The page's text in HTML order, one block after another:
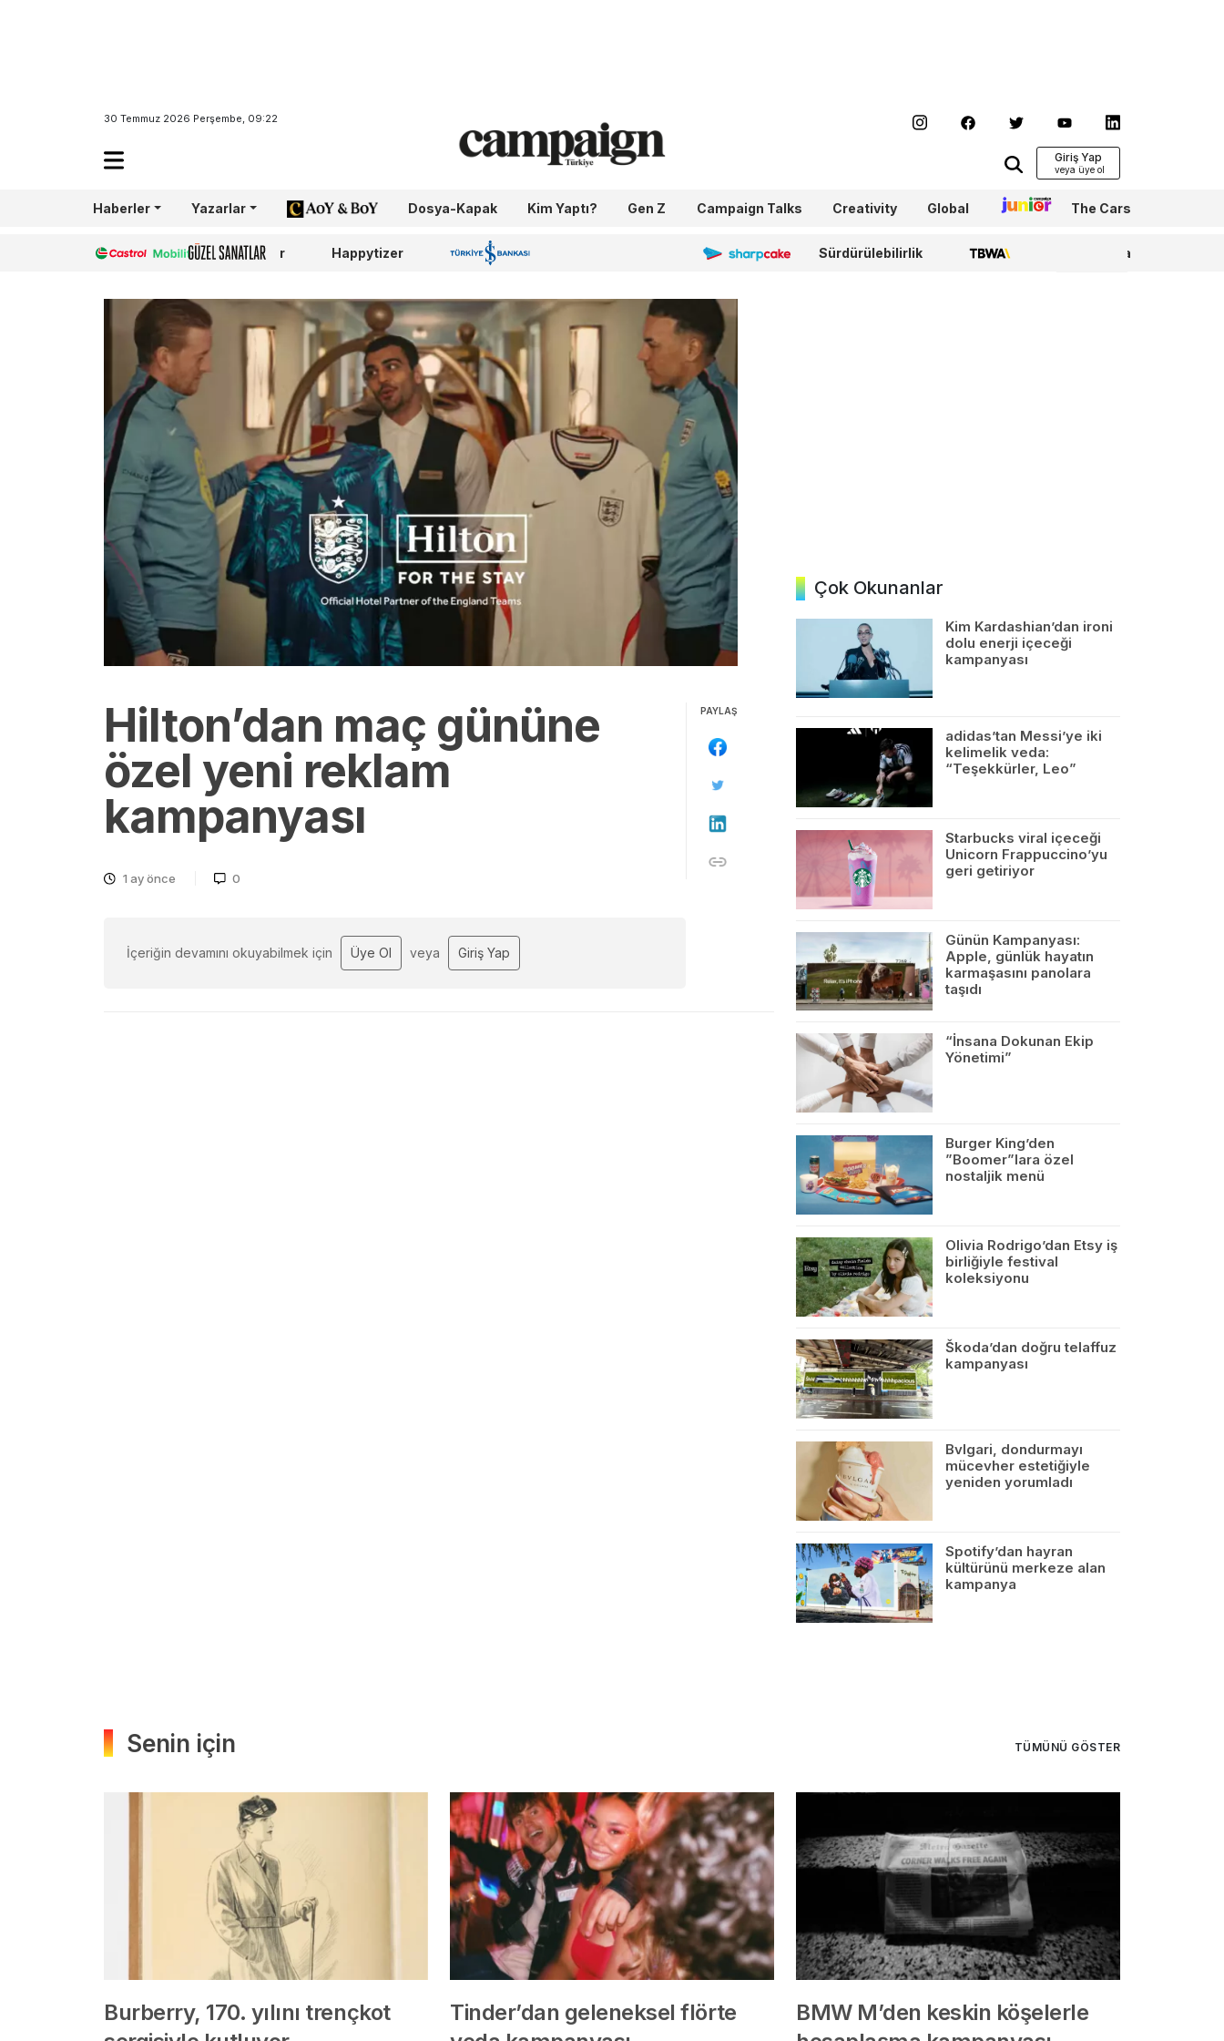
30 Temmuz 2026 Perşembe, 09:22
Giriş Yap
Haberler Yazarlar AoY/BoY Dosya-Kapak Kim Yaptı? Gen Z Campaign Talks Creativity Global Junior The Cars
Castrol Güzel Sanatlar Happytizer İş Bankası 100.Yıl Sharpcake Sürdürülebilirlik TBWA WPP Media
Hilton’dan maç gününe
özel yeni reklam
kampanyası
1 ay önce 0
İçeriğin devamını okuyabilmek için Üye Ol veya Giriş Yap
PAYLAŞ
Çok Okunanlar
Kim Kardashian’dan ironi
dolu enerji içeceği
kampanyası
adidas’tan Messi’ye iki
kelimelik veda:
“Teşekkürler, Leo”
Starbucks viral içeceği
Unicorn Frappuccino’yu
geri getiriyor
Günün Kampanyası:
Apple, günlük hayatın
karmaşasını panolara
taşıdı
“İnsana Dokunan Ekip
Yönetimi”
Burger King’den
”Boomer”lara özel
nostaljik menü
Olivia Rodrigo’dan Etsy iş
birliğiyle festival
koleksiyonu
Škoda’dan doğru telaffuz
kampanyası
Bvlgari, dondurmayı
mücevher estetiğiyle
yeniden yorumladı
Spotify’dan hayran
kültürünü merkeze alan
kampanya
Senin için TÜMÜNÜ GÖSTER
Burberry, 170. yılını trençkot
Tinder’dan geleneksel flörte
BMW M’den keskin köşelerle